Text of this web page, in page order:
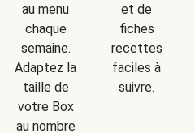
au menu
chaque
semaine.
Adaptez la
taille de
votre Box
au nombre
et de
fiches
recettes
faciles à
suivre.